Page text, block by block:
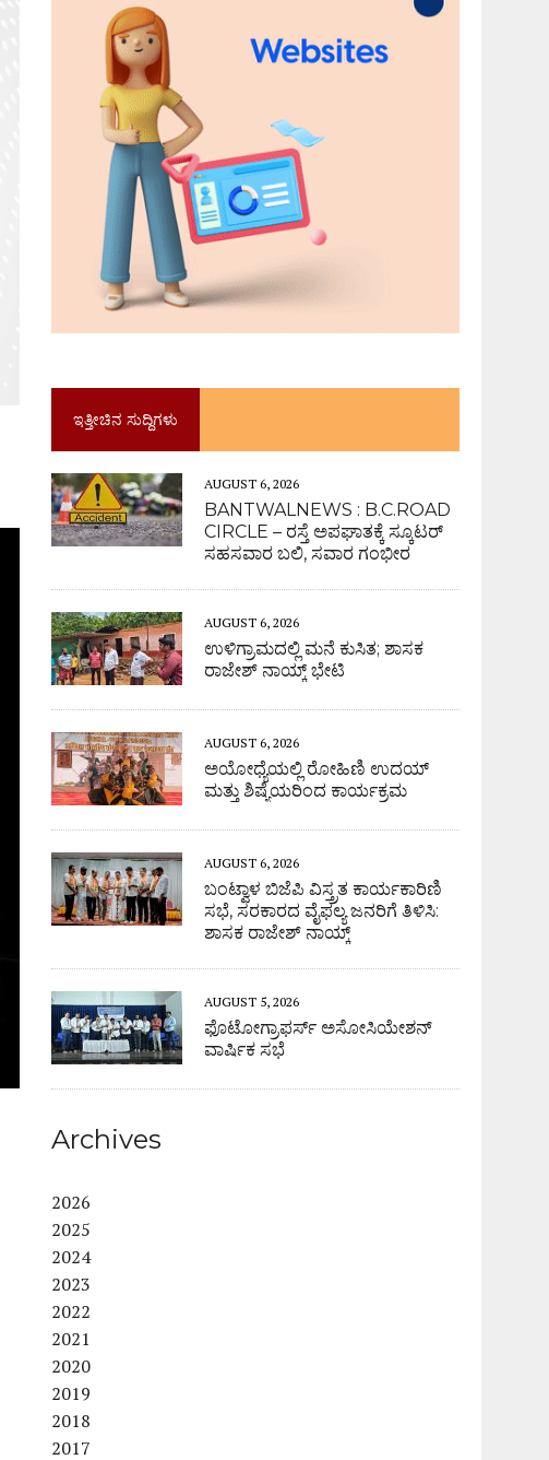
ಇತ್ತೀಚಿನ ಸುದ್ದಿಗಳು
AUGUST 6, 2026
BANTWALNEWS : B.C.ROAD
CIRCLE – ರಸ್ತೆ ಅಪಘಾತಕ್ಕೆ ಸ್ಕೂಟರ್
ಸಹಸವಾರ ಬಲಿ, ಸವಾರ ಗಂಭೀರ
AUGUST 6, 2026
ಉಳಿಗ್ರಾಮದಲ್ಲಿ ಮನೆ ಕುಸಿತ; ಶಾಸಕ
ರಾಜೇಶ್ ನಾಯ್ಕ್ ಭೇಟಿ
AUGUST 6, 2026
ಅಯೋಧ್ಯೆಯಲ್ಲಿ ರೋಹಿಣಿ ಉದಯ್
ಮತ್ತು ಶಿಷ್ಯೆಯರಿಂದ ಕಾರ್ಯಕ್ರಮ
AUGUST 6, 2026
ಬಂಟ್ವಾಳ ಬಿಜೆಪಿ ವಿಸ್ತ್ರತ ಕಾರ್ಯಕಾರಿಣಿ
ಸಭೆ, ಸರಕಾರದ ವೈಫಲ್ಯ ಜನರಿಗೆ ತಿಳಿಸಿ:
ಶಾಸಕ ರಾಜೇಶ್ ನಾಯ್ಕ್
AUGUST 5, 2026
ಫೊಟೋಗ್ರಾಫರ್ಸ್ ಅಸೋಸಿಯೇಶನ್
ವಾರ್ಷಿಕ ಸಭೆ
Archives
2026
2025
2024
2023
2022
2021
2020
2019
2018
2017